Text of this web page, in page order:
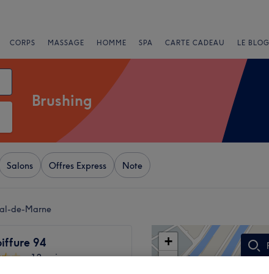
CORPS MASSAGE HOMME SPA CARTE CADEAU LE
Brushing
Salons Offres Express Note
de-Marne
94
13 avis
+
−